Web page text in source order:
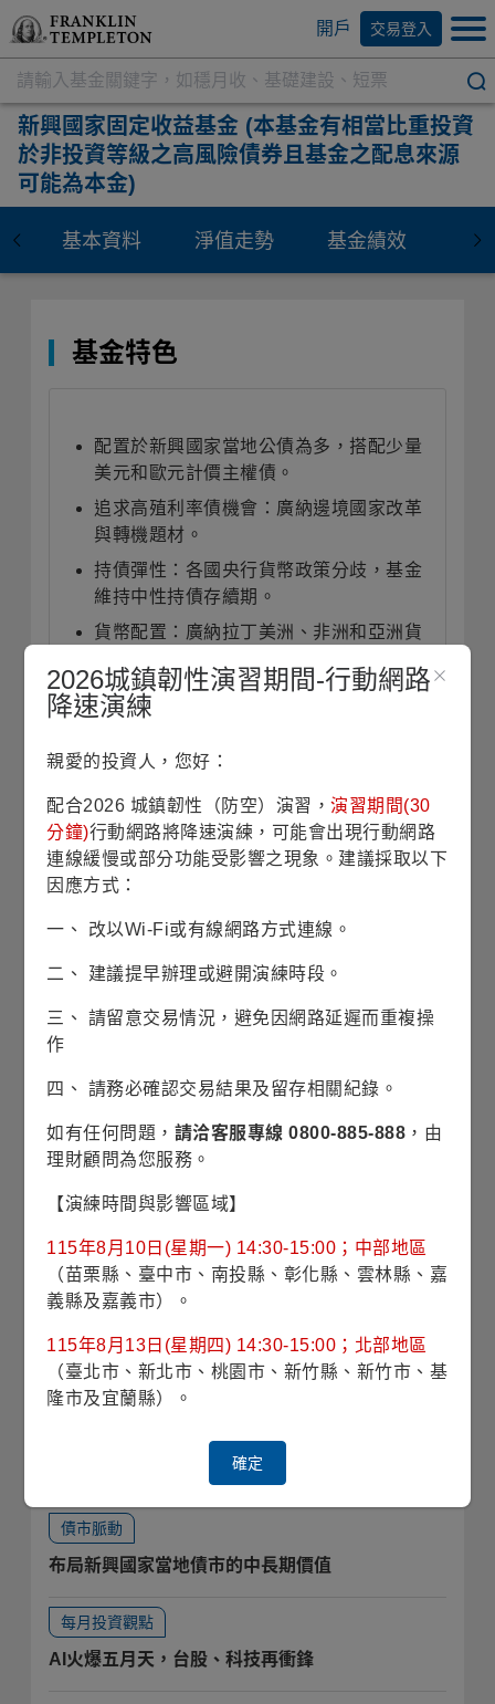
開戶 交易登入
新興國家固定收益基金 (本基金有相當比重投資
於非投資等級之高風險債券且基金之配息來源
可能為本金)
基本資料 淨值走勢 基金績效 資
基金特色
配置於新興國家當地公債為多，搭配少量
美元和歐元計價主權債。
追求高殖利率債機會：廣納邊境國家改革
與轉機題材。
持債彈性：各國央行貨幣政策分歧，基金
維持中性持債存續期。
貨幣配置：廣納拉丁美洲、非洲和亞洲貨
投資展望(本資料將於每月月底更新)
新興國家比美歐日成熟國家普遍有更高的公
動能。歷經幾次危機後，新興國家積極改
革、撙節財政、央行政策嚴謹，展現韌性。
隨著美國例外論疑慮與分散投資意識興盛，
美元貶值環境更凸顯新興國家當地債優勢，
相關訊息
經理人續踩多頭油門，現金水位大降、做多半導體
擁擠度創新高
債市脈動
新興國家擁三大主題趨勢 當地債匯市展望佳
56%經理人認為AI股票正處「繁榮期」
債市脈動
布局新興國家當地債市的中長期價值
每月投資觀點
AI火爆五月天，台股、科技再衝鋒
2026城鎮韌性演習期間-行動網路
降速演練
親愛的投資人，您好：
配合2026 城鎮韌性（防空）演習，演習期間(30
分鐘)行動網路將降速演練，可能會出現行動網路
連線緩慢或部分功能受影響之現象。建議採取以下
因應方式：
一、 改以Wi-Fi或有線網路方式連線。
二、 建議提早辦理或避開演練時段。
三、 請留意交易情況，避免因網路延遲而重複操
作
四、 請務必確認交易結果及留存相關紀錄。
如有任何問題， 請洽客服專線 0800-885-888 ，由
理財顧問為您服務。
【演練時間與影響區域】
115年8月10日(星期一) 14:30-15:00；中部地區
（苗栗縣、臺中市、南投縣、彰化縣、雲林縣、嘉
義縣及嘉義市）。
115年8月13日(星期四) 14:30-15:00；北部地區
（臺北市、新北市、桃園市、新竹縣、新竹市、基
隆市及宜蘭縣）。
確定